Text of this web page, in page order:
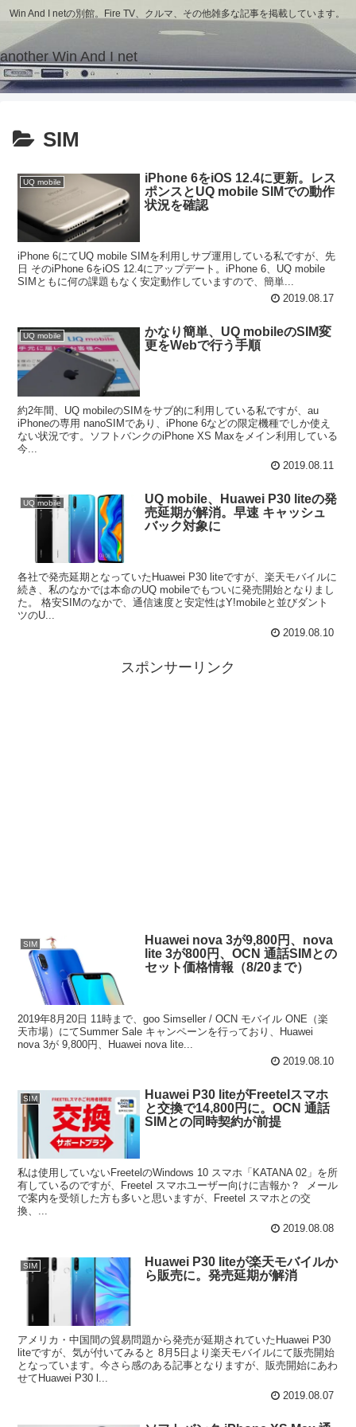
Win And I netの別館。Fire TV、クルマ、その他雑多な記事を掲載しています。
another Win And I net
SIM
UQ mobile
iPhone 6をiOS 12.4に更新。レス
ポンスとUQ mobile SIMでの動作
状況を確認
iPhone 6にてUQ mobile SIMを利用しサブ運用している私ですが、先
日 そのiPhone 6をiOS 12.4にアップデート。iPhone 6、UQ mobile
SIMともに何の課題もなく安定動作していますので、簡単...
2019.08.17
UQ mobile
かなり簡単、UQ mobileのSIM変
更をWebで行う手順
約2年間、UQ mobileのSIMをサブ的に利用している私ですが、au
iPhoneの専用 nanoSIMであり、iPhone 6などの限定機種でしか使え
ない状況です。ソフトバンクのiPhone XS Maxをメイン利用している
今...
2019.08.11
UQ mobile
UQ mobile、Huawei P30 liteの発
売延期が解消。早速 キャッシュ
バック対象に
各社で発売延期となっていたHuawei P30 liteですが、楽天モバイルに
続き、私のなかでは本命のUQ mobileでもついに発売開始となりまし
た。 格安SIMのなかで、通信速度と安定性はY!mobileと並びダント
ツのU...
2019.08.10
スポンサーリンク
SIM
Huawei nova 3が9,800円、nova
lite 3が800円、OCN 通話SIMとの
セット価格情報（8/20まで）
2019年8月20日 11時まで、goo Simseller / OCN モバイル ONE（楽
天市場）にてSummer Sale キャンペーンを行っており、Huawei
nova 3が 9,800円、Huawei nova lite...
2019.08.10
SIM
Huawei P30 liteがFreetelスマホ
と交換で14,800円に。OCN 通話
SIMとの同時契約が前提
私は使用していないFreetelのWindows 10 スマホ「KATANA 02」を所
有しているのですが、Freetel スマホユーザー向けに吉報か？ メール
で案内を受領した方も多いと思いますが、Freetel スマホとの交
換、...
2019.08.08
SIM
Huawei P30 liteが楽天モバイルか
ら販売に。発売延期が解消
アメリカ・中国間の貿易問題から発売が延期されていたHuawei P30
liteですが、気が付いてみると 8月5日より楽天モバイルにて販売開始
となっています。今さら感のある記事となりますが、販売開始にあわ
せてHuawei P30 l...
2019.08.07